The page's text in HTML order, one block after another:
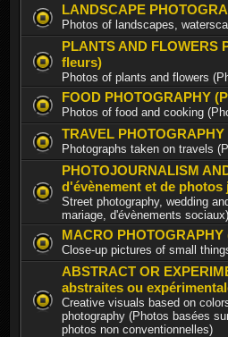
LANDSCAPE
Photos of landscapes,
PLANTS AND FLOWERS
fleurs)
Photos of plants and flowers
FOOD PHOTOGRAPHY
Photos of food and cooking
TRAVEL
Photographs taken on travels
PHOTOJOURNALISM
d'évènement et de photos
Street photography, wedding
mariage, d'évènements sociaux)
MACRO
Close-up pictures of small
ABSTRACT OR
abstraites ou
Creative visuals based on
photography (Photos basées
photos non conventionnelles)